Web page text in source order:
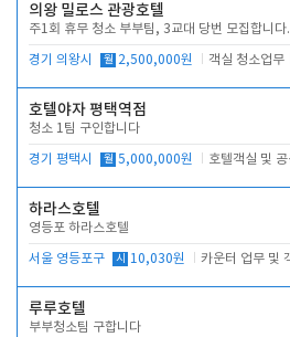
의왕 밀로스 관광호텔
주1회 휴무 청소 부부팀, 3교대 당번 모집합니다.
경기 의왕시 월 2,500,000원 객실 청소업무
호텔야자 평택역점
청소 1팀 구인합니다
경기 평택시 월 5,000,000원
하라스호텔
영등포 하라스호텔
서울 영등포구 시 10,030원
루루호텔
부부청소팀 구합니다